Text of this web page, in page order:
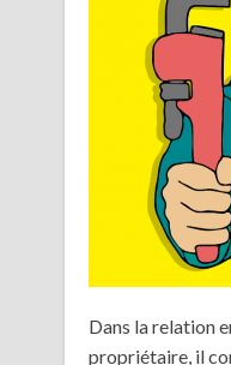
Dans la relation
propriétaire, il